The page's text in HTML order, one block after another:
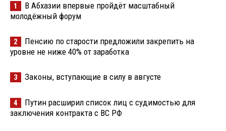
1
В Абхазии впервые пройдёт масштабный
молодёжный форум
2
Пенсию по старости предложили закрепить на
уровне не ниже 40% от заработка
3 Законы, вступающие в силу в августе
4
Путин расширил список лиц с судимостью для
заключения контракта с ВС РФ